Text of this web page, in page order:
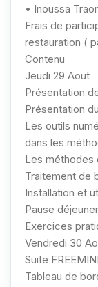
• Inoussa
Frais de
restauration (
Contenu
Jeudi 29 Aout
Présentation
Présentation
Les outils
dans les
Les méthodes
Traitement de
Installation et
Pause déjeuner
Exercices
Vendredi 30
Suite
Tableau de